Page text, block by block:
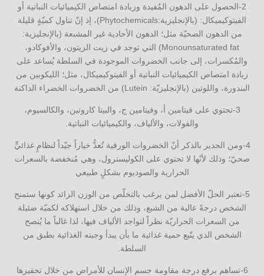
2-الحصول على الدهون المُفيدة وزيادة امتصاص الكيميائيات النباتية أو
الفيتوكيميكال: (بالإنجليزية:Phytochemicals)، إذ إنّ تناول كميّةٍ قليلة
من الدهون الصحيّة مثل؛ الدهون الأحادية غير المشبعة (بالإنجليزية:
Monounsaturated fat) التي توجد في زيت الزيتون، والأفوكادو،
والمُكسرات، إلى جانب الخضروات الموجودة في السلطة يُساعد على
زيادة امتصاص الكيميائيات النباتية أو الفيتوكيميكال، مثل؛ الليكوبين من
البندورة، واللوتين (بالإنجليزيّة: Lutein) من الخضروات الخضراء الداكنة
3-تحتوي على فيتامين أ، وفيتامين ج، والبيتا كاروتين، والكالسيوم،
والفولات، والألياف، والكيميائيات النباتية.
4-ومن الجدير بالذكر أنّ الخضروات الورقية تُعدُّ خياراً جيّداً لنظامٍ غذائيٍّ
صحيّ؛ وذلك لأنّها لا تحتوي على الكوليسترول، وهي مُنخفضة بالسعرات
الحرارية والصوديوم بشكلٍ طبيعي
5-تعتبر الحلّ الأفضل لمن يرغب بالتخلّص من الوزن الزائد كونها ستمنح
الشخص درجةً عالية من الشبع، وذلك من خلال استهلاكه لكميّة ضئيلة
من السعرات الحراريّة نظراً لتواجد الألياف فيها، لذا غالباً ما يُنصح
الشخص الذي يتّبع حمية غذائية ما بأن يبدأ وجبته الغذائية بطبق من
السلطة.
6-تساهم برفع درجة مقاومة جسم الإنسان للأمراض من خلال تحفيزها